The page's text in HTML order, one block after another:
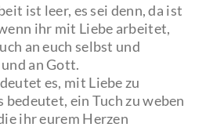
ist leer, es sei denn, da ist
ihr mit Liebe arbeitet,
an euch selbst und
an Gott.
es, mit Liebe zu
bedeutet, ein Tuch zu weben
ihr eurem Herzen